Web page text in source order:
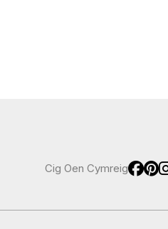
Cig Oen Cymreig